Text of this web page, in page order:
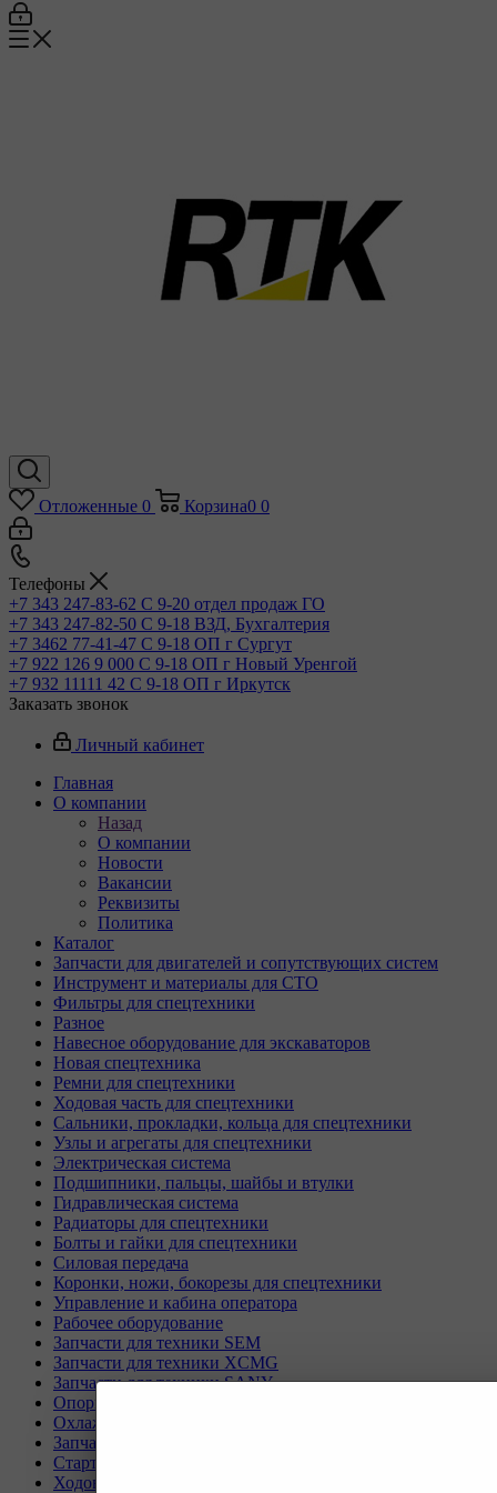
Отложенные 0 Корзина0 0
Телефоны
+7 343 247-83-62 С 9-20 отдел продаж ГО
+7 343 247-82-50 С 9-18 ВЗД, Бухгалтерия
+7 3462 77-41-47 С 9-18 ОП г Сургут
+7 922 126 9 000 С 9-18 ОП г Новый Уренгой
+7 932 11111 42 С 9-18 ОП г Иркутск
Заказать звонок
Личный кабинет
Главная
О компании
Назад
О компании
Новости
Вакансии
Реквизиты
Политика
Каталог
Запчасти для двигателей и сопутствующих систем
Инструмент и материалы для СТО
Фильтры для спецтехники
Разное
Навесное оборудование для экскаваторов
Новая спецтехника
Ремни для спецтехники
Ходовая часть для спецтехники
Сальники, прокладки, кольца для спецтехники
Узлы и агрегаты для спецтехники
Электрическая система
Подшипники, пальцы, шайбы и втулки
Гидравлическая система
Радиаторы для спецтехники
Болты и гайки для спецтехники
Силовая передача
Коронки, ножи, бокорезы для спецтехники
Управление и кабина оператора
Рабочее оборудование
Запчасти для техники SEM
Запчасти для техники XCMG
Запчасти для техники SANY
Опорно-поворотные круги
Охлаждающая система
Запчасти для буровых станков KAISHAN
Стартеры и генераторы разное
Ходовая часть для Liebherr